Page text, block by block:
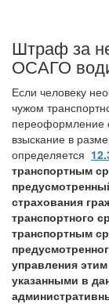
Штраф за
ОСАГО
Если человеку
чужом
переоформление
взыскание в
определяется
транспортным
страхования
транспортного
транспортным
управления
указанными в